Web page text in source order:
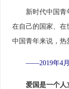
新时代中国青年
在自己的国家、
中国青年来说，
——2019年4月
爱国是一个人